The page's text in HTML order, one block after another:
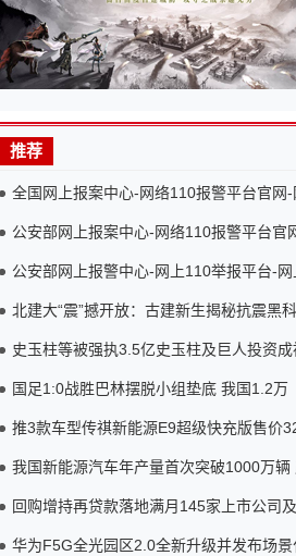
推荐
全国网上报案中心-网络110报警平台官网-
公安部网上报案中心-网络110报警平台官
公安部网上报警中心-网上110举报平台-网
北建大“震”撼开放：古建新生揭秘抗震黑
史玉柱等被强执3.5亿史玉柱及巨人投资成
国足1:0战胜巴林摆脱小组垫底 我国1.2万
推3款车型传祺新能源E9超级快充版售价
我国新能源汽车年产量首次突破1000万辆
回购增持再贷款落地满月145家上市公司
华为F5G全光园区2.0全新升级并发布场景